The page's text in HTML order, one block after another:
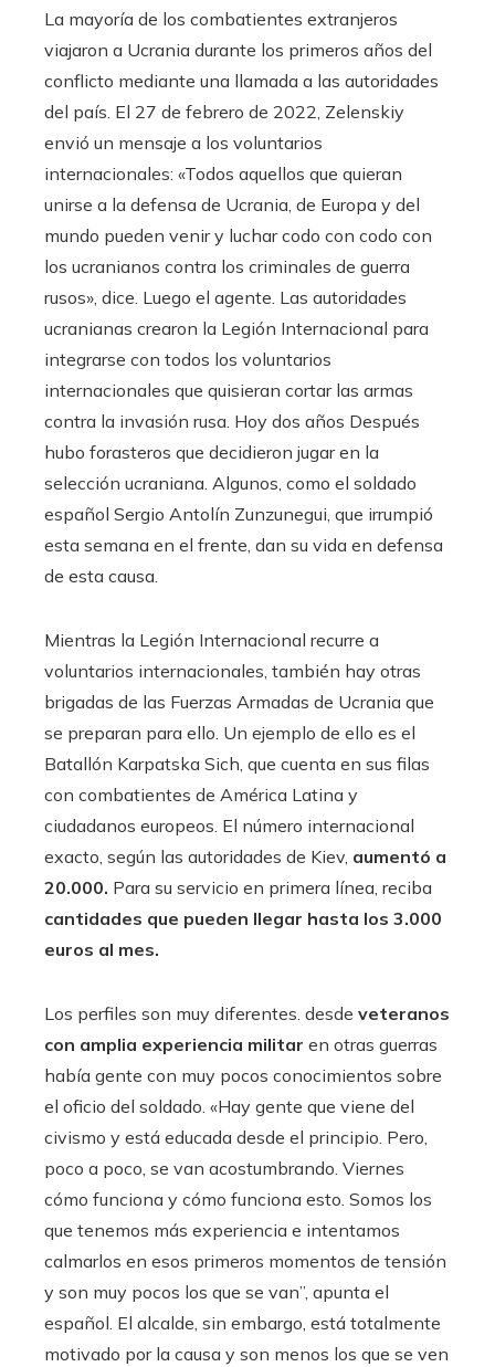
La mayoría de los combatientes extranjeros
viajaron a Ucrania durante los primeros años del
conflicto mediante una llamada a las autoridades
del país. El 27 de febrero de 2022, Zelenskiy
envió un mensaje a los voluntarios
internacionales: «Todos aquellos que quieran
unirse a la defensa de Ucrania, de Europa y del
mundo pueden venir y luchar codo con codo con
los ucranianos contra los criminales de guerra
rusos», dice. Luego el agente. Las autoridades
ucranianas crearon la Legión Internacional para
integrarse con todos los voluntarios
internacionales que quisieran cortar las armas
contra la invasión rusa. Hoy dos años Después
hubo forasteros que decidieron jugar en la
selección ucraniana. Algunos, como el soldado
español Sergio Antolín Zunzunegui, que irrumpió
esta semana en el frente, dan su vida en defensa
de esta causa.
Mientras la Legión Internacional recurre a
voluntarios internacionales, también hay otras
brigadas de las Fuerzas Armadas de Ucrania que
se preparan para ello. Un ejemplo de ello es el
Batallón Karpatska Sich, que cuenta en sus filas
con combatientes de América Latina y
ciudadanos europeos. El número internacional
exacto, según las autoridades de Kiev, aumentó a
20.000. Para su servicio en primera línea, reciba
cantidades que pueden llegar hasta los 3.000
euros al mes.
Los perfiles son muy diferentes. desde veteranos
con amplia experiencia militar en otras guerras
había gente con muy pocos conocimientos sobre
el oficio del soldado. «Hay gente que viene del
civismo y está educada desde el principio. Pero,
poco a poco, se van acostumbrando. Viernes
cómo funciona y cómo funciona esto. Somos los
que tenemos más experiencia e intentamos
calmarlos en esos primeros momentos de tensión
y son muy pocos los que se van”, apunta el
español. El alcalde, sin embargo, está totalmente
motivado por la causa y son menos los que se ven